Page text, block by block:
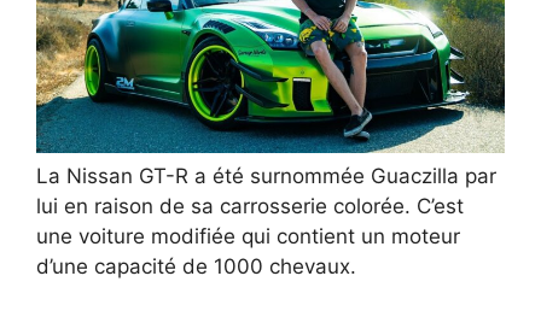
La Nissan GT-R a été surnommée Guaczilla par
lui en raison de sa carrosserie colorée. C’est
une voiture modifiée qui contient un moteur
d’une capacité de 1000 chevaux.